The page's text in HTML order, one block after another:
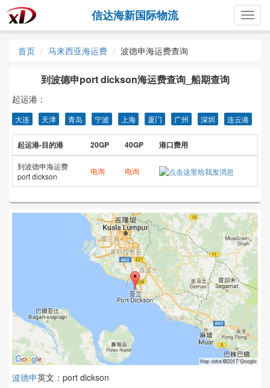
信达海新国际物流
首页 马来西亚海运费 波德申海运费查询
到波德申port dickson海运费查询_船期查询
起运港：
大连 天津 青岛 宁波 上海 厦门 广州 深圳 连云港
起运港-目的港 20GP 40GP 港口费用
到波德申海运费
port dickson
电询 电询
波德申英文：port dickson